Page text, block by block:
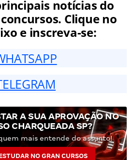
notícias do
Clique no
e inscreva-se:
A SUA APROVAÇÃO NO
CHARQUEADA SP?
mais entende do assunto!
NO GRAN CURSOS